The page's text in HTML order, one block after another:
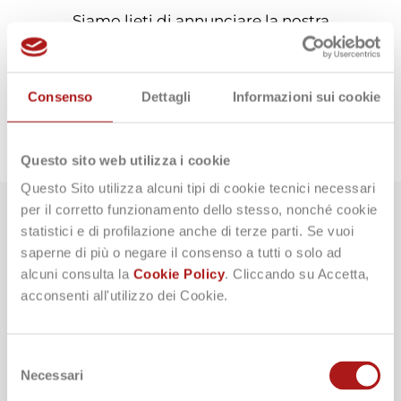
Consenso Dettagli Informazioni sui cookie
Questo sito web utilizza i cookie
Questo Sito utilizza alcuni tipi di cookie tecnici necessari
per il corretto funzionamento dello stesso, nonché cookie
statistici e di profilazione anche di terze parti. Se vuoi
saperne di più o negare il consenso a tutti o solo ad
alcuni consulta la Cookie Policy. Cliccando su Accetta,
acconsenti all'utilizzo dei Cookie.
delNecessari
Siamo lieti di annunciare la nostra
partecipazione al
dal 9 al 12
ottobre 2024
, all’interno dell’area espositiva
padiglione 25, stand A96.
Un’occasione importante per incontrarci,
novità della nuova release Mc4Suite 2025
ANTEPRIMA NOVITÀ